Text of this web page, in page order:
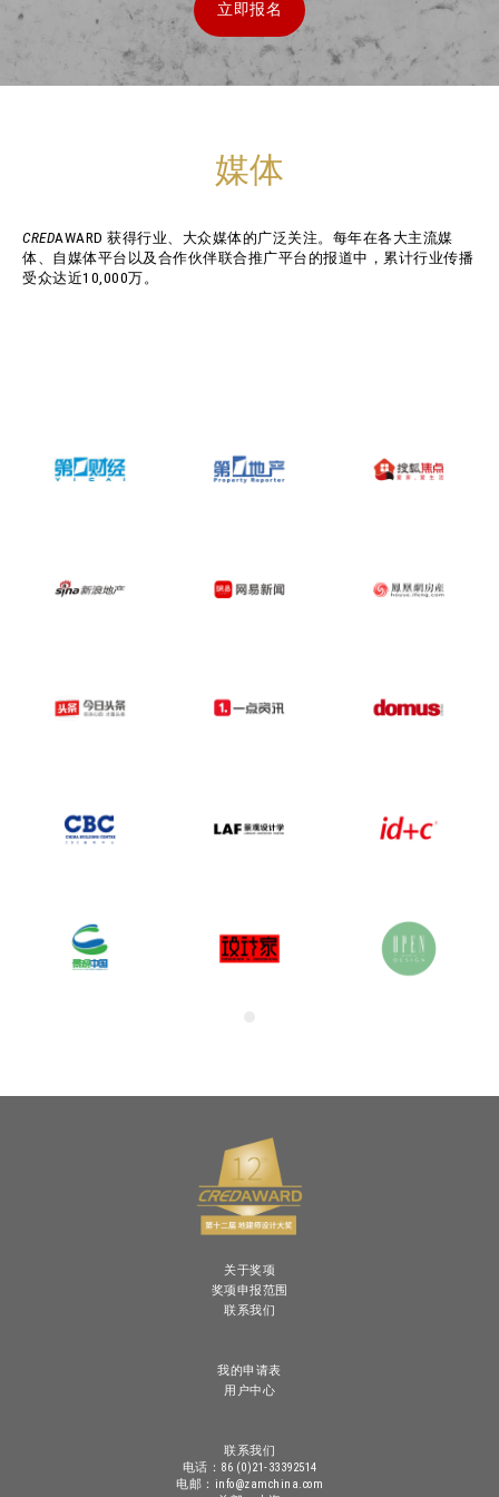
立即报名
媒体
CREDAWARD 获得行业、大众媒体的广泛关注。每年在各大主流媒
体、自媒体平台以及合作伙伴联合推广平台的报道中，累计行业传播
受众达近10,000万。
关于奖项
奖项申报范围
联系我们
我的申请表
用户中心
联系我们
电话：86 (0)21-33392514
电邮：info@zamchina.com